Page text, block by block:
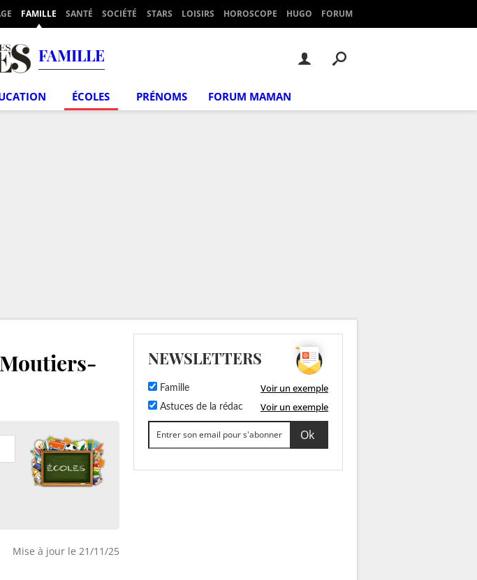
FAMILLE SANTÉ SOCIÉTÉ STARS LOISIRS HOROSCOPE HUGO FORUM
FAMILLE
ÉCOLES PRÉNOMS FORUM MAMAN
Moutiers-
Mise à jour le 21/11/25
NEWSLETTERS
Famille Voir un exemple
Astuces de la rédac Voir un exemple